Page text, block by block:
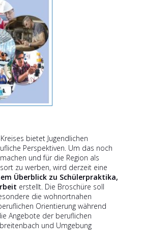
bietet Jugendlichen
Perspektiven. Um das noch
und für die Region als
zu werben, wird derzeit eine
Überblick zu Schülerpraktika,
erstellt. Die Broschüre soll
die wohnortnahen
Orientierung während
Angebote der beruflichen
und Umgebung